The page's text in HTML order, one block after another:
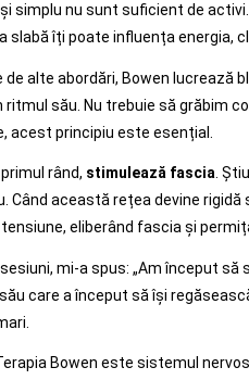
simplu nu sunt suficient de
slabă îți poate influența energia,
de alte abordări, Bowen
său. Nu trebuie să grăbim
acest principiu este esențial.
rând, stimulează fascia .
Când această rețea devine
eliberând fascia și
mi-a spus: „Am început
care a început să își
Bowen este sistemul